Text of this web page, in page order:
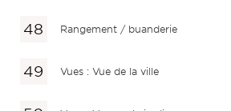
Rangement / buanderie
Vues : Vue de la ville